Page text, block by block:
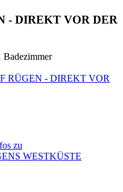
- DIREKT VOR DER
Badezimmer
RÜGEN - DIREKT VOR
zu
WESTKÜSTE